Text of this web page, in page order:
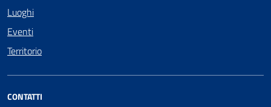
Luoghi
Eventi
Territorio
CONTATTI